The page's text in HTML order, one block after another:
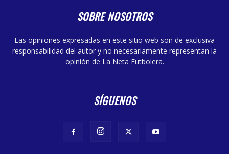
SOBRE NOSOTROS
Las opiniones expresadas en este sitio web son de exclusiva
responsabilidad del autor y no necesariamente representan la
opinión de La Neta Futbolera.
SÍGUENOS